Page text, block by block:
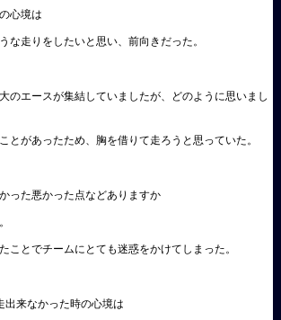
心境は
な走りをしたいと思い、前向きだった。
エースが集結していましたが、どのように思いまし
とがあったため、胸を借りて走ろうと思っていた。
た悪かった点などありますか
ことでチームにとても迷惑をかけてしまった。
来なかった時の心境は